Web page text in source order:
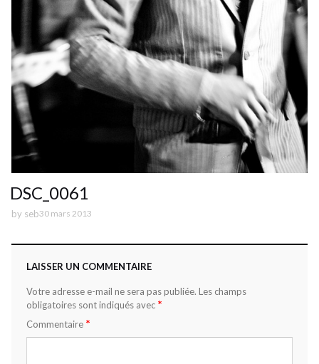
DSC_0061
by seb30 mars 2013
LAISSER UN COMMENTAIRE
Votre adresse e-mail ne sera pas publiée. Les champs
obligatoires sont indiqués avec *
Commentaire *